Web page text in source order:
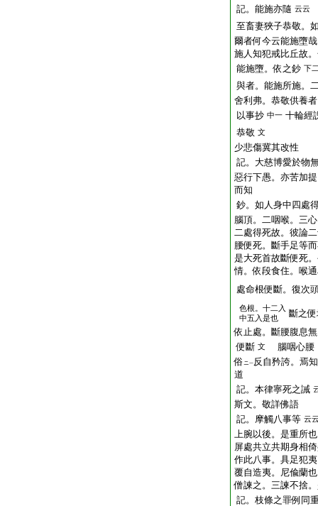
記。能施亦隨 云云
至畜妻狹子恭敬。
爾者何今云能施墮
施人知犯戒比丘故
能施墮。依之鈔 下
與者。能施所施。
舍利弗。恭敬供養
以事抄 中一 十輪經
恭敬 文
少悲傷冀其改性
記。大慈博愛於物
惡行下愚。亦苦加
而知
鈔。如人身中四處
腦頂。二咽喉。三
二處得死故。彼論
腰便死。斷手足等
是大死首故斷便死
情。依段食住。喉
處命根便斷。復次
色根。十二入
中五入是也
斷之
依止處。斷腰腹息
便斷 文
腦咽心
俗 ニ一反自矜誇。焉
道
記。本律寧死之誡
斯文。敬詳佛語
記。摩觸八事等 云
上腕以後。是重所
屏處共立共期身相
作此八事。具足犯
覆自造夷。尼偸蘭
僧諫之。三諫不捨
記。枝條之罪例同